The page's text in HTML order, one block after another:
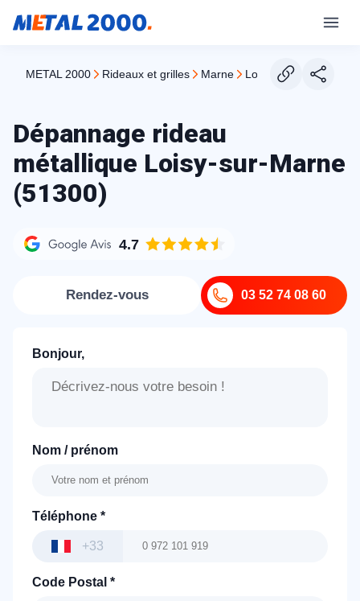
METAL 2000 rideaux et grilles marne loisy sur marne
Dépannage rideau
métallique Loisy-sur-Marne
(51300)
4.7
03 52 74 08 60
Rendez-vous
Bonjour,
Nom / prénom
Téléphone *
+33
Code Postal *